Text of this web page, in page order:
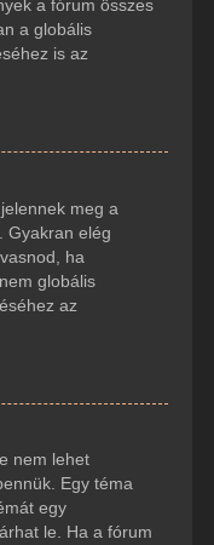
a fórum összes
a globális
is az
meg a
Gyakran elég
ha
globális
az
nem lehet
Egy téma
egy
le. Ha a fórum